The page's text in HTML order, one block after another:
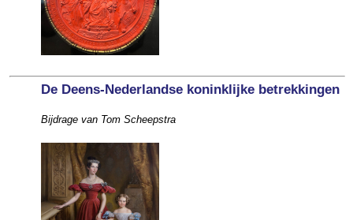
De Deens-Nederlandse koninklijke betrekkingen
Bijdrage van Tom Scheepstra